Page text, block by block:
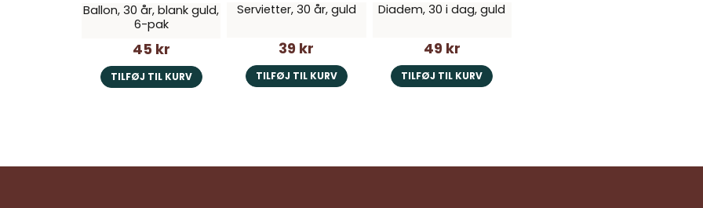
Ballon, 30 år, blank guld,
6-pak
45 kr
TILFØJ TIL KURV
Servietter, 30 år, guld
39 kr
TILFØJ TIL KURV
Diadem, 30 i dag, guld
49 kr
TILFØJ TIL KURV